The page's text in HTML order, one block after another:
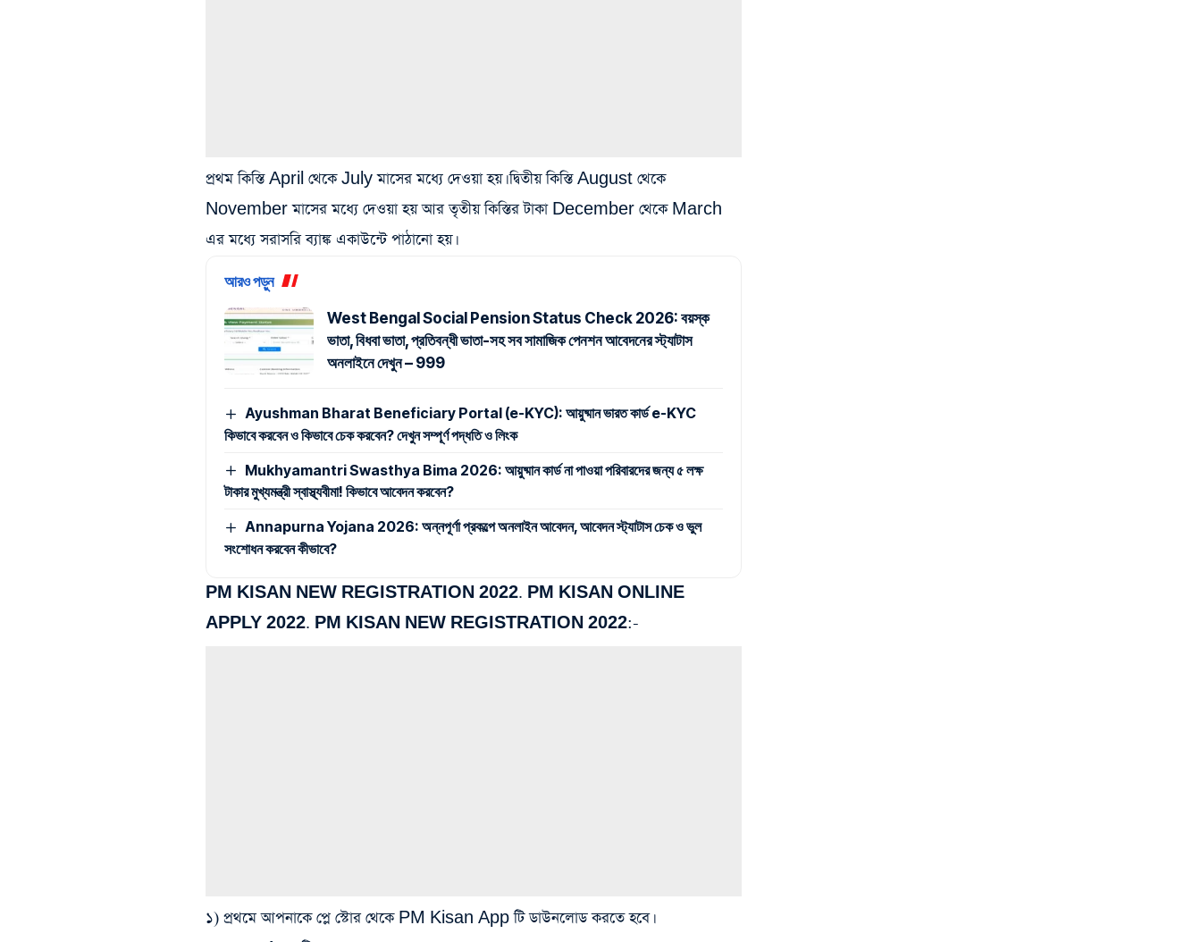
প্রথম কিস্তি April থেকে July মাসের মধ্যে দেওয়া হয়। দ্বিতীয় কিস্তি August থেকে
November মাসের মধ্যে দেওয়া হয় আর তৃতীয় কিস্তির টাকা December থেকে March
এর মধ্যে সরাসরি ব্যাঙ্ক একাউন্টে পাঠানো হয়।
আরও পড়ুন
West Bengal Social Pension Status Check 2026: বয়স্ক
ভাতা, বিধবা ভাতা, প্রতিবন্ধী ভাতা-সহ সব সামাজিক পেনশন আবেদনের স্ট্যাটাস
অনলাইনে দেখুন – 999
Ayushman Bharat Beneficiary Portal (e-KYC): আয়ুষ্মান ভারত কার্ড e-KYC
কিভাবে করবেন ও কিভাবে চেক করবেন? দেখুন সম্পূর্ণ পদ্ধতি ও লিংক
Mukhyamantri Swasthya Bima 2026: আয়ুষ্মান কার্ড না পাওয়া পরিবারদের জন্য ৫ লক্ষ
টাকার মুখ্যমন্ত্রী স্বাস্থ্যবীমা! কিভাবে আবেদন করবেন?
Annapurna Yojana 2026: অন্নপূর্ণা প্রকল্পে অনলাইন আবেদন, আবেদন স্ট্যাটাস চেক ও ভুল
সংশোধন করবেন কীভাবে?
PM KISAN NEW REGISTRATION 2022. PM KISAN ONLINE
APPLY 2022. PM KISAN NEW REGISTRATION 2022:-
১) প্রথমে আপনাকে প্লে স্টোর থেকে PM Kisan App টি ডাউনলোড করতে হবে।